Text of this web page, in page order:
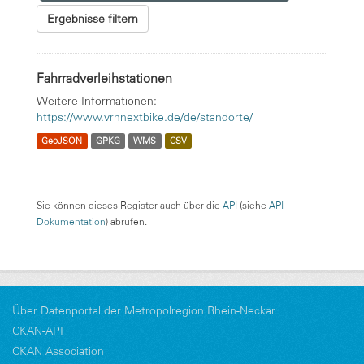
Ergebnisse filtern
Fahrradverleihstationen
Weitere Informationen:
https://www.vrnnextbike.de/de/standorte/
GeoJSON GPKG WMS CSV
Sie können dieses Register auch über die API (siehe API-
Dokumentation) abrufen.
Über Datenportal der Metropolregion Rhein-Neckar
CKAN-API
CKAN Association